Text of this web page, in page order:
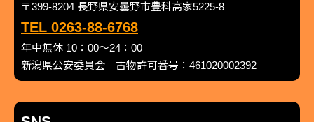
〒399-8204 長野県安曇野市豊科高家5225-8
TEL 0263-88-6768
年中無休 10：00～24：00
新潟県公安委員会 古物許可番号：461020002392